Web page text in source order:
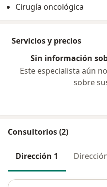
Cirugía oncológica
Servicios y precios
Sin información
Este especialista aún
sobre
Consultorios (2)
Dirección 1